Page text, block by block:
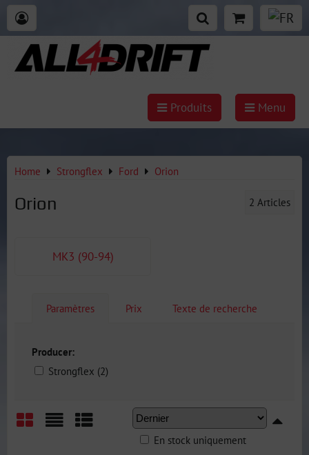
Produits Menu
Home Strongflex Ford Orion
Orion 2 Articles
MK3 (90-94)
Paramètres Prix Texte de recherche
Producer:
Strongflex (2)
En stock uniquement